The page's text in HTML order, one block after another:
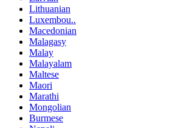
Lithuanian
Luxembou..
Macedonian
Malagasy
Malay
Malayalam
Maltese
Maori
Marathi
Mongolian
Burmese